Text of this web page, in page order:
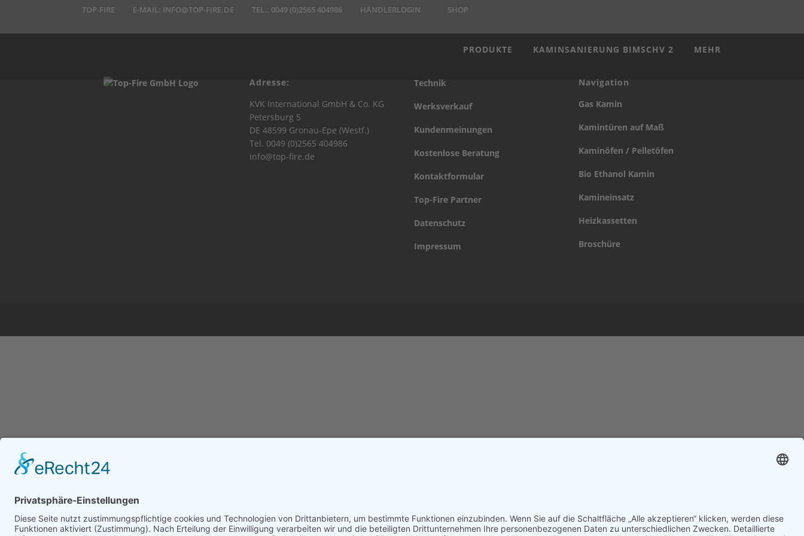
TOP-FIRE E-MAIL: INFO@TOP-FIRE.DE TEL.: 0049 (0)2565 404986 HÄNDLERLOGIN SHOP
PRODUKTE KAMINSANIERUNG BIMSCHV 2 MEHR
Adresse:
KVK International GmbH & Co. KG
Petersburg 5
DE 48599 Gronau-Epe (Westf.)
Tel. 0049 (0)2565 404986
info@top-fire.de
Technik
Werksverkauf
Kundenmeinungen
Kostenlose Beratung
Kontaktformular
Top-Fire Partner
Datenschutz
Impressum
Navigation
Gas Kamin
Kamintüren auf Maß
Kaminöfen / Pelletöfen
Bio Ethanol Kamin
Kamineinsatz
Heizkassetten
Broschüre